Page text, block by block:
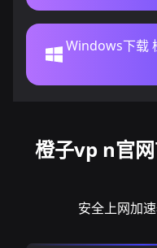
Windows下载
橙子vp n官
安全上网加